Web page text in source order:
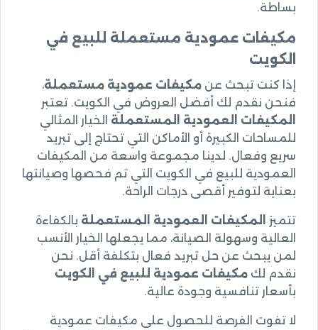
بساطة.
مكيفات عمودية مستعملة للبيع في
الكويت
إذا كنت تبحث عن مكيفات عمودية مستعملة،
فنحن نقدم لك أفضل العروض في الكويت. تعتبر
المكيفات العمودية المستعملةالخيار المثالي
للمساحات الكبيرة أو الأماكن التي تحتاج إلى تبريد
سريع وفعال. لدينا مجموعة واسعة من المكيفات
العمودية للبيع في الكويتالتي تم فحصها وصيانتها
بعناية لتوفير أقصى درجات الراحة.
تتميزالمكيفات العمودية المستعملةبالكفاءة
العالية وسهولة الصيانة، مما يجعلها الخيار الأنسب
لمن يبحث عن حل تبريد فعال بتكلفة أقل. نحن
نقدم لك مكيفات عمودية للبيع في الكويت
بأسعار تنافسية وجودة عالية.
لا تفوت الفرصة للحصول علىمكيفات عمودية